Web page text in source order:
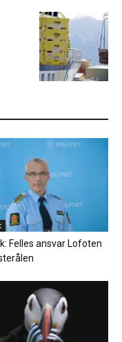
Felles ansvar Lofoten